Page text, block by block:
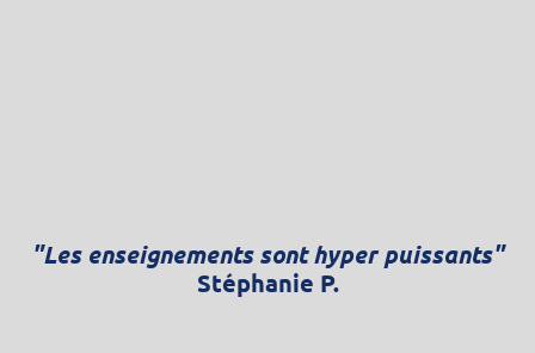
"Les enseignements sont hyper puissants"
Stéphanie P.